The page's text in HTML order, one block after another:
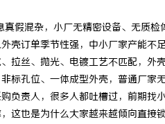
真假混杂，小厂无精密设备、无质
壳订单季节性强，中小厂家产能
拉丝、抛光、电镀工艺不匹配，外
标孔位、一体成型外壳，普通厂
负责人，很多人都吐槽过，前期
这也是为什么大家越来越倾向直接
典范 武汉配眼镜 上海配眼镜